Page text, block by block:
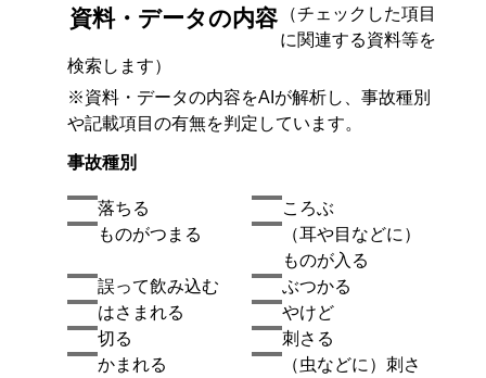
資料・データの内容
（チェックした項目
に関連する資料等を
検索します）
※資料・データの内容をAIが解析し、事故種別
や記載項目の有無を判定しています。
事故種別
落ちる
ころぶ
ものがつまる
（耳や目などに）
ものが入る
誤って飲み込む
ぶつかる
はさまれる
やけど
切る
刺さる
かまれる
（虫などに）刺さ